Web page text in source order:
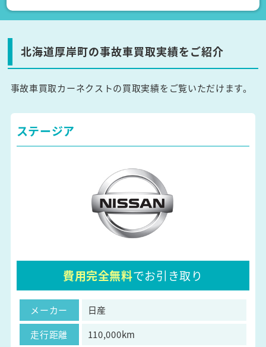
北海道厚岸町の事故車買取実績をご紹介
事故車買取カーネクストの買取実績をご覧いただけます。
ステージア
費用完全無料でお引き取り
メーカー
日産
走行距離
110,000km